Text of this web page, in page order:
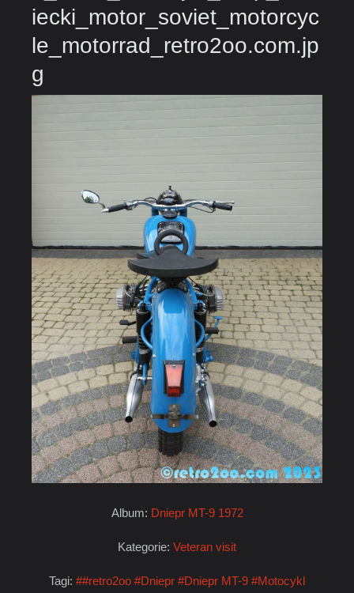
iecki_motor_soviet_motorcyc
le_motorrad_retro2oo.com.jp
g
Album: Dniepr MT-9 1972
Kategorie: Veteran visit
Tagi: ##retro2oo #Dniepr #Dniepr MT-9 #Motocykl